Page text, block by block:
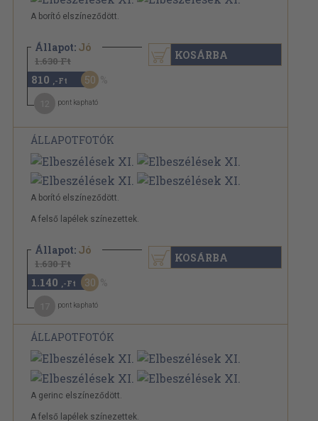
A borító elszíneződött.
Állapot: Jó
1.630 Ft
810 ,-Ft 50
pont kapható
KOSÁRBA
ÁLLAPOTFOTÓK
A borító elszíneződött.
A felső lapélek színezettek.
Állapot: Jó
1.630 Ft
1.140 ,-Ft 30
pont kapható
KOSÁRBA
ÁLLAPOTFOTÓK
A gerinc elszíneződött.
A felső lapélek színezettek.